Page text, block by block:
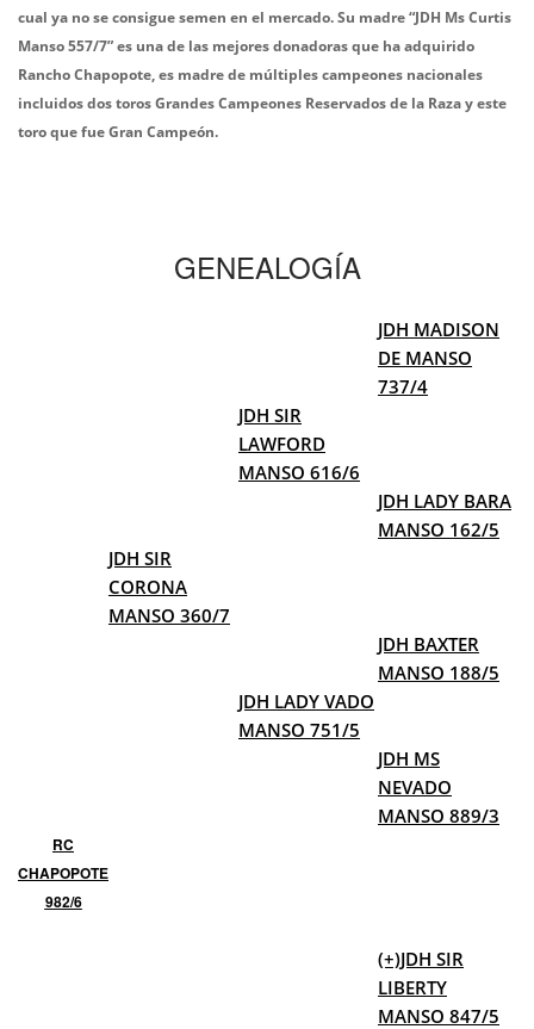
cual ya no se consigue semen en el mercado. Su madre “JDH Ms Curtis
Manso 557/7” es una de las mejores donadoras que ha adquirido
Rancho Chapopote, es madre de múltiples campeones nacionales
incluidos dos toros Grandes Campeones Reservados de la Raza y este
toro que fue Gran Campeón.
GENEALOGÍA
JDH MADISON
DE MANSO
737/4
JDH SIR
LAWFORD
MANSO 616/6
JDH LADY BARA
MANSO 162/5
JDH SIR
CORONA
MANSO 360/7
JDH BAXTER
MANSO 188/5
JDH LADY VADO
MANSO 751/5
JDH MS
NEVADO
MANSO 889/3
RC
CHAPOPOTE
982/6
(+)JDH SIR
LIBERTY
MANSO 847/5